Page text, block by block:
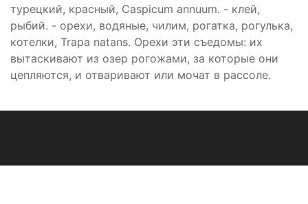
турецкий, красный, Caspicum annuum. - клей,
рыбий. - орехи, водяные, чилим, рогатка, рогулька,
котелки, Trapa natans. Орехи эти съедомы: их
вытаскивают из озер рогожами, за которые они
цепляются, и отваривают или мочат в рассоле.